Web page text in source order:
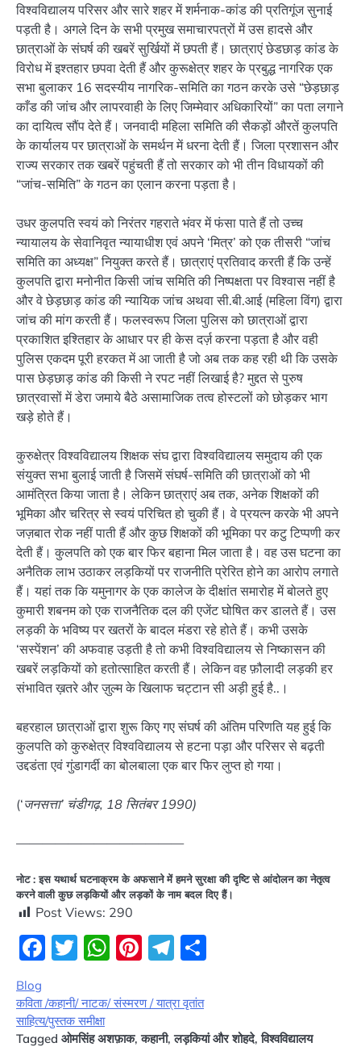
विश्वविद्यालय परिसर और सारे शहर में शर्मनाक-कांड की प्रतिगूंज सुनाई
पड़ती है। अगले दिन के सभी प्रमुख समाचारपत्रों में उस हादसे और
छात्राओं के संघर्ष की खबरें सुर्खियों में छपती हैं। छात्राएं छेडछाड़ कांड के
विरोध में इश्तहार छपवा देती हैं और कुरूक्षेत्र शहर के प्रबुद्ध नागरिक एक
सभा बुलाकर 16 सदस्यीय नागरिक-समिति का गठन करके उसे “छेड़छाड़
काँड की जांच और लापरवाही के लिए जिम्मेवार अधिकारियों” का पता लगाने
का दायित्व सौंप देते हैं। जनवादी महिला समिति की सैकड़ों औरतें कुलपति
के कार्यालय पर छात्राओं के समर्थन में धरना देती हैं। जिला प्रशासन और
राज्य सरकार तक खबरें पहुंचती हैं तो सरकार को भी तीन विधायकों की
“जांच-समिति” के गठन का एलान करना पड़ता है।
उधर कुलपति स्वयं को निरंतर गहराते भंवर में फंसा पाते हैं तो उच्च
न्यायालय के सेवानिवृत न्यायाधीश एवं अपने ‘मित्र’ को एक तीसरी “जांच
समिति का अध्यक्ष” नियुक्त करते हैं। छात्राएं प्रतिवाद करती हैं कि उन्हें
कुलपति द्वारा मनोनीत किसी जांच समिति की निष्पक्षता पर विश्वास नहीं है
और वे छेड़छाड़ कांड की न्यायिक जांच अथवा सी.बी.आई (महिला विंग) द्वारा
जांच की मांग करती हैं। फलस्वरूप जिला पुलिस को छात्राओं द्वारा
प्रकाशित इश्तिहार के आधार पर ही केस दर्ज़ करना पड़ता है और वही
पुलिस एकदम पूरी हरकत में आ जाती है जो अब तक कह रही थी कि उसके
पास छेड़छाड़ कांड की किसी ने रपट नहीं लिखाई है? मुद्दत से पुरुष
छात्रवासों में डेरा जमाये बैठे असामाजिक तत्व होस्टलों को छोड़कर भाग
खड़े होते हैं।
कुरुक्षेत्र विश्वविद्यालय शिक्षक संघ द्वारा विश्वविद्यालय समुदाय की एक
संयुक्त सभा बुलाई जाती है जिसमें संघर्ष-समिति की छात्राओं को भी
आमंत्रित किया जाता है। लेकिन छात्राएं अब तक, अनेक शिक्षकों की
भूमिका और चरित्र से स्वयं परिचित हो चुकी हैं। वे प्रयत्न करके भी अपने
जज़बात रोक नहीं पाती हैं और कुछ शिक्षकों की भूमिका पर कटु टिप्पणी कर
देती हैं। कुलपति को एक बार फिर बहाना मिल जाता है। वह उस घटना का
अनैतिक लाभ उठाकर लड़कियों पर राजनीति प्रेरित होने का आरोप लगाते
हैं। यहां तक कि यमुनागर के एक कालेज के दीक्षांत समारोह में बोलते हुए
कुमारी शबनम को एक राजनैतिक दल की एजेंट घोषित कर डालते हैं। उस
लड़की के भविष्य पर खतरों के बादल मंडरा रहे होते हैं। कभी उसके
‘सस्पेंशन’ की अफवाह उड़ती है तो कभी विश्वविद्यालय से निष्कासन की
खबरें लड़‌कियों को हतोत्साहित करती हैं। लेकिन वह फ़ौलादी लड़की हर
संभावित ख़तरे और ज़ुल्म के खिलाफ चट्टान सी अड़ी हुई है..।
बहरहाल छात्राओं द्वारा शुरू किए गए संघर्ष की अंतिम परिणति यह हुई कि
कुलपति को कुरुक्षेत्र विश्वविद्यालय से हटना पड़ा और परिसर से बढ़ती
उद्दडंता एवं गुंडागर्दी का बोलबाला एक बार फिर लुप्त हो गया।
(‘जनसत्ता’ चंडीगढ़, 18 सितंबर 1990)
—————————————
नोट : इस यथार्थ घटनाक्रम के अफसाने में हमने सुरक्षा की दृष्टि से आंदोलन का नेतृत्व
करने वाली कुछ लड़कियों और लड़कों के नाम बदल दिए हैं।
Post Views: 290
Facebook
Twitter
WhatsApp
Pinterest
Telegram
Blog
कविता /कहानी/ नाटक/ संस्मरण / यात्रा वृतांत
साहित्य/पुस्तक समीक्षा
Tagged ओमसिंह अशफ़ाक,कहानी,लड़कियां और शोहदे,विश्वविद्यालय